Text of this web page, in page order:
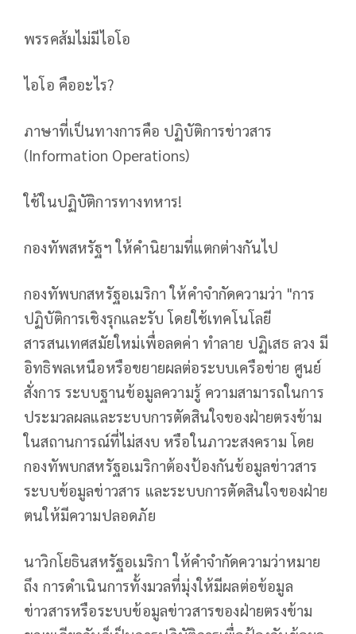
พรรคส้มไม่มีไอโอ
ไอโอ คืออะไร?
ภาษาที่เป็นทางการคือ ปฏิบัติการข่าวสาร
(Information Operations)
ใช้ในปฏิบัติการทางทหาร!
กองทัพสหรัฐฯ ให้คำนิยามที่แตกต่างกันไป
กองทัพบกสหรัฐอเมริกา ให้คำจำกัดความว่า "การ
ปฏิบัติการเชิงรุกและรับ โดยใช้เทคโนโลยี
สารสนเทศสมัยใหม่เพื่อลดค่า ทำลาย ปฏิเสธ ลวง มี
อิทธิพลเหนือหรือขยายผลต่อระบบเครือข่าย ศูนย์
สั่งการ ระบบฐานข้อมูลความรู้ ความสามารถในการ
ประมวลผลและระบบการตัดสินใจของฝ่ายตรงข้าม
ในสถานการณ์ที่ไม่สงบ หรือในภาวะสงคราม โดย
กองทัพบกสหรัฐอเมริกาต้องป้องกันข้อมูลข่าวสาร
ระบบข้อมูลข่าวสาร และระบบการตัดสินใจของฝ่าย
ตนให้มีความปลอดภัย
นาวิกโยธินสหรัฐอเมริกา ให้คำจำกัดความว่าหมาย
ถึง การดำเนินการทั้งมวลที่มุ่งให้มีผลต่อข้อมูล
ข่าวสารหรือระบบข้อมูลข่าวสารของฝ่ายตรงข้าม